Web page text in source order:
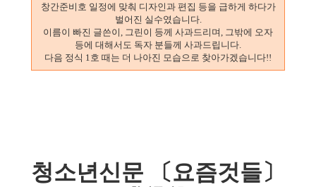
창간준비호 일정에 맞춰 디자인과 편집 등을 급하게 하다가
벌어진 실수였습니다.
이름이 빠진 글쓴이, 그린이 등께 사과드리며, 그밖에 오자
등에 대해서도 독자 분들께 사과드립니다.
다음 정식 1호 때는 더 나아진 모습으로 찾아가겠습니다!!
청소년신문 〔요즘것들〕